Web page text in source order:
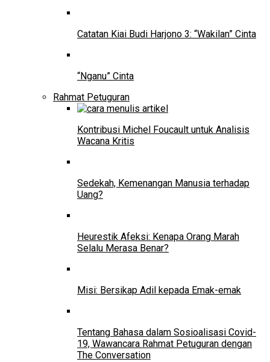
Catatan Kiai Budi Harjono 3: “Wakilan” Cinta
“Nganu” Cinta
Rahmat Petuguran
Kontribusi Michel Foucault untuk Analisis
Wacana Kritis
Sedekah, Kemenangan Manusia terhadap
Uang?
Heurestik Afeksi: Kenapa Orang Marah
Selalu Merasa Benar?
Misi: Bersikap Adil kepada Emak-emak
Tentang Bahasa dalam Sosioalisasi Covid-
19, Wawancara Rahmat Petuguran dengan
The Conversation